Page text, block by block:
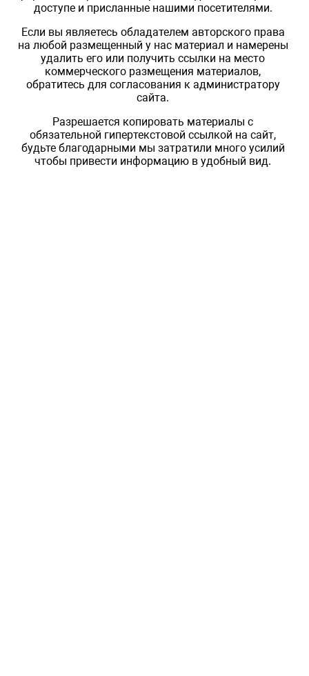
доступе и присланные нашими посетителями.
Если вы являетесь обладателем авторского права
на любой размещенный у нас материал и намерены
удалить его или получить ссылки на место
коммерческого размещения материалов,
обратитесь для согласования к администратору
сайта.
Разрешается копировать материалы с
обязательной гипертекстовой ссылкой на сайт,
будьте благодарными мы затратили много усилий
чтобы привести информацию в удобный вид.